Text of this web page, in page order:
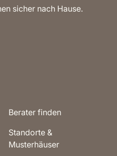
sicher nach Hause.
Berater finden
Standorte &
Musterhäuser